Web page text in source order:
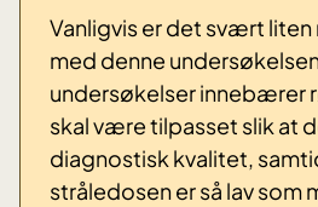
Vanligvis er det svært
med denne
undersøkelser innebærer
skal være tilpasset slik at
diagnostisk kvalitet,
stråledosen er så lav som